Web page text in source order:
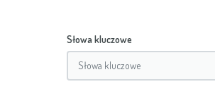
Słowa kluczowe